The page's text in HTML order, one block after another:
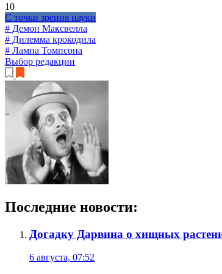
10
С точки зрения науки
# Демон Максвелла
# Дилемма крокодила
# Лампа Томпсона
Выбор редакции
Последние новости:
Догадку Дарвина о хищных
6 августа, 07:52